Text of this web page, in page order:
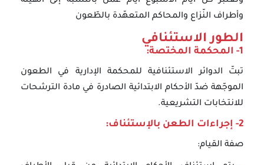
وأطراف النّزاع والمحاكم المتعهّدة بالطّعون
الطور الاستئنافي
1- المحكمة المختصة:
تبتّ الدوائر الاستئنافية للمحكمة الإدارية في الطعون
الموجّهة ضدّ الأحكام الابتدائية الصادرة في مادة الترشحات
للانتخابات التشريعية.
2- إجراءات الطعن بالإستئناف:
صفة القيام: